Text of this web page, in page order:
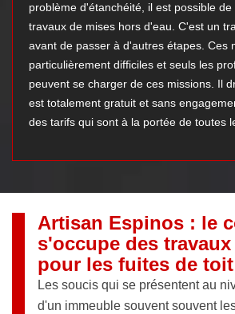
problème d'étanchéité, il est possible
travaux de mises hors d'eau. C'est un
avant de passer à d'autres étapes. Ces
particulièrement difficiles et seuls les
peuvent se charger de ces missions. Il
est totalement gratuit et sans
des tarifs qui sont à la portée de toutes
Artisan Espinos : le
s'occupe des
pour les fuites de toit
Les soucis qui se présentent au
d'un immeuble souvent souvent